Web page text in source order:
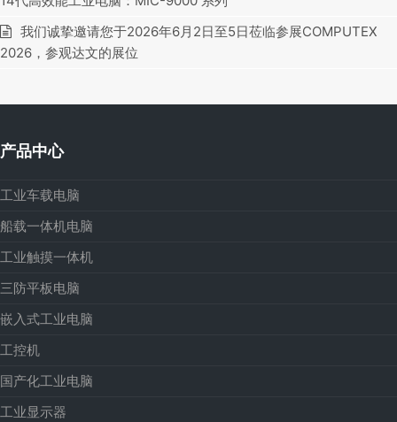
我们诚挚邀请您于2026年6月2日至5日莅临参展COMPUTEX
2026，参观达文的展位
产品中心
工业车载电脑
船载一体机电脑
工业触摸一体机
三防平板电脑
嵌入式工业电脑
工控机
国产化工业电脑
工业显示器